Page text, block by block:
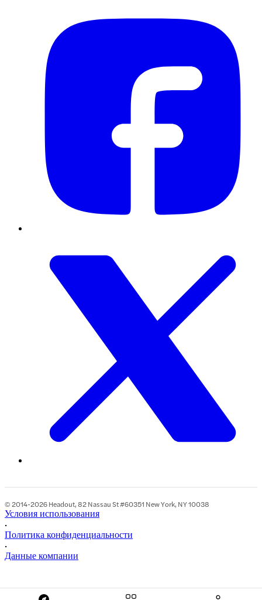
© 2014-2026 Headout, 82 Nassau St #60351 New York, NY 10038
Условия использования
•
Политика конфиденциальности
•
Данные компании